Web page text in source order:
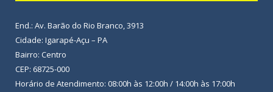
End.: Av. Barão do Rio Branco, 3913
Cidade: Igarapé-Açu – PA
Bairro: Centro
CEP: 68725-000
Horário de Atendimento: 08:00h às 12:00h / 14:00h às 17:00h